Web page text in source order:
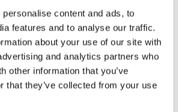
content and ads, to
features and to analyse our traffic.
about your use of our site with
and analytics partners who
other information that you’ve
that they’ve collected from your use
Women’s Labour Market
Nordic Countries